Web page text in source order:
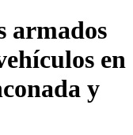
armados
en
y